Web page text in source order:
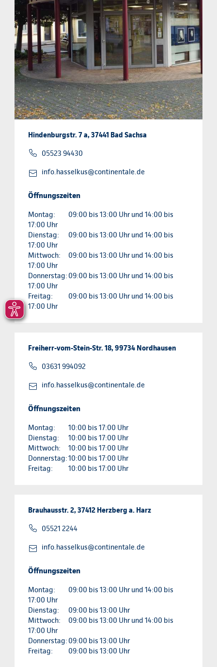
Hindenburgstr. 7 a, 37441 Bad Sachsa
05523 94430
info.hasselkus@continentale.de
Öffnungszeiten
Montag:
09:00 bis 13:00 Uhr und 14:00 bis
17:00 Uhr
Dienstag:
09:00 bis 13:00 Uhr und 14:00 bis
17:00 Uhr
Mittwoch:
09:00 bis 13:00 Uhr und 14:00 bis
17:00 Uhr
Donnerstag: 09:00 bis 13:00 Uhr und 14:00 bis
17:00 Uhr
Freitag:
09:00 bis 13:00 Uhr und 14:00 bis
17:00 Uhr
Freiherr-vom-Stein-Str. 18, 99734 Nordhausen
03631 994092
info.hasselkus@continentale.de
Öffnungszeiten
Montag:
10:00 bis 17:00 Uhr
Dienstag:
10:00 bis 17:00 Uhr
Mittwoch:
10:00 bis 17:00 Uhr
Donnerstag:10:00 bis 17:00 Uhr
Freitag:
10:00 bis 17:00 Uhr
Brauhausstr. 2, 37412 Herzberg a. Harz
05521 2244
info.hasselkus@continentale.de
Öffnungszeiten
Montag:
09:00 bis 13:00 Uhr und 14:00 bis
17:00 Uhr
Dienstag:
09:00 bis 13:00 Uhr
Mittwoch:
09:00 bis 13:00 Uhr und 14:00 bis
17:00 Uhr
Donnerstag: 09:00 bis 13:00 Uhr
Freitag:
09:00 bis 13:00 Uhr